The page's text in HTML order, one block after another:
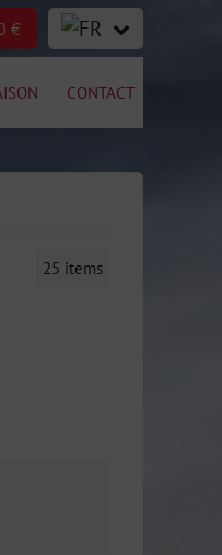
€
CONTACT
25 items